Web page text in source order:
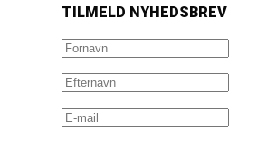
TILMELD NYHEDSBREV